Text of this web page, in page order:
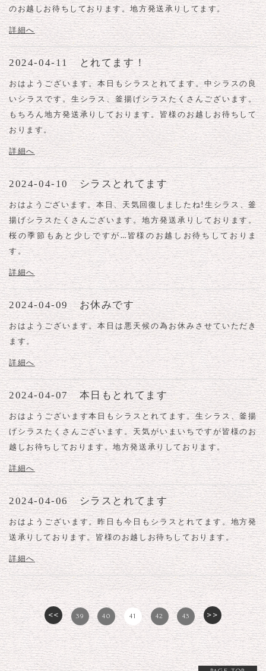
のお越しお待ちしております。地方発送承りしてます。
詳細へ
2024-04-11 とれてます！
おはようございます。本日もシラスとれてます。中シラスの良
いシラスです。生シラス、釜揚げシラスたくさんございます。
もちろん地方発送承りしております。皆様のお越しお待ちして
おります。
詳細へ
2024-04-10 シラスとれてます
おはようございます。本日、天気回復しましたね!生シラス、釜
揚げシラスたくさんございます。地方発送承りしております。
桜の季節もあと少しですが…皆様のお越しお待ちしておりま
す。
詳細へ
2024-04-09 お休みです
おはようございます。本日は悪天候の為お休みさせていただき
ます。
詳細へ
2024-04-07 本日もとれてます
おはようございます本日もシラスとれてます。生シラス、釜揚
げシラスたくさんございます。天気がいまいちですが皆様のお
越しお待ちしております。地方発送承りしております。
詳細へ
2024-04-06 シラスとれてます
おはようございます。昨日も今日もシラスとれてます。地方発
送承りしております。皆様のお越しお待ちしております。
詳細へ
<< 39 40 41 42 43 >>